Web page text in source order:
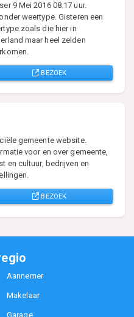
9 Mei 2016 08.17 uur.
weertype. Gisteren een
zoals die hier in
maar heel zelden
BEZOEK
gemeente website.
voor en over gemeente,
en cultuur, bedrijven en
BEZOEK
Aannemer
Makelaar
Garage